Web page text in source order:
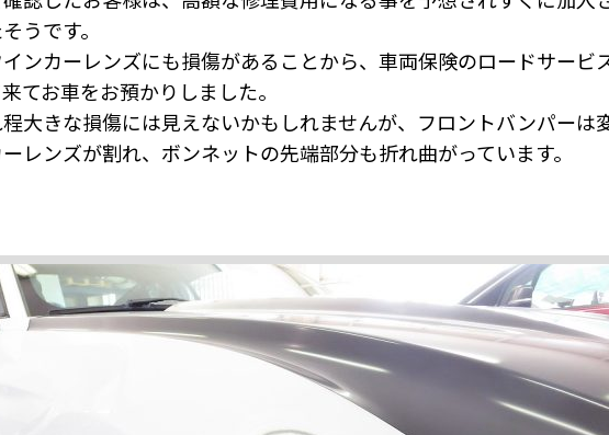
うです。
ンカーレンズにも損傷があることから、車両保険のロードサービ
てお車をお預かりしました。
大きな損傷には見えないかもしれませんが、フロントバンパーは
レンズが割れ、ボンネットの先端部分も折れ曲がっています。